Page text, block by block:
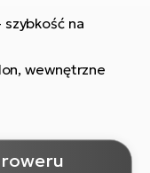
na
wewnętrzne